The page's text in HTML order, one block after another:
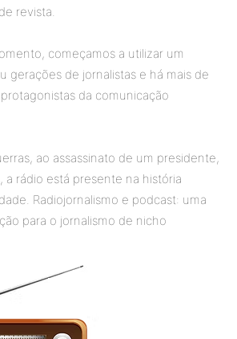
revista.
começamos a utilizar um
gerações de jornalistas e há mais de
da comunicação
ao assassinato de um presidente,
a rádio está presente na história
Radiojornalismo e podcast: uma
para o jornalismo de nicho